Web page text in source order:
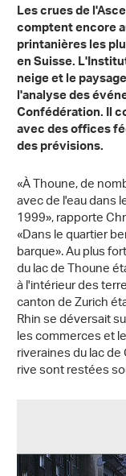
Les crues de
comptent encore
printanières les
en Suisse.
neige et le
l'analyse des
Confédération. Il
avec des offices
des prévisions.
«À Thoune, de
avec de l'eau dans
1999», rapporte
«Dans le quartier
barque». Au plus
du lac de Thoune
à l'intérieur des
canton de Zurich
Rhin se déversait
les commerces et
riveraines du lac
rive sont restées